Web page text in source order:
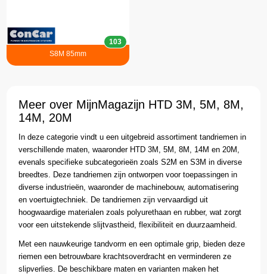
Meer over MijnMagazijn HTD 3M, 5M, 8M,
14M, 20M
In deze categorie vindt u een uitgebreid assortiment tandriemen in
verschillende maten, waaronder HTD 3M, 5M, 8M, 14M en 20M,
evenals specifieke subcategorieën zoals S2M en S3M in diverse
breedtes. Deze tandriemen zijn ontworpen voor toepassingen in
diverse industrieën, waaronder de machinebouw, automatisering
en voertuigtechniek. De tandriemen zijn vervaardigd uit
hoogwaardige materialen zoals polyurethaan en rubber, wat zorgt
voor een uitstekende slijtvastheid, flexibiliteit en duurzaamheid.
Met een nauwkeurige tandvorm en een optimale grip, bieden deze
riemen een betrouwbare krachtsoverdracht en verminderen ze
slipverlies. De beschikbare maten en varianten maken het
S8M 85mm
103